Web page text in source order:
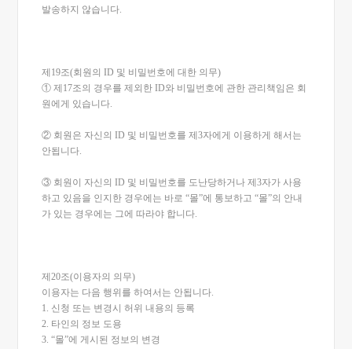
발송하지 않습니다.
제19조(회원의 ID 및 비밀번호에 대한 의무)
① 제17조의 경우를 제외한 ID와 비밀번호에 관한 관리책임은 회
원에게 있습니다.
② 회원은 자신의 ID 및 비밀번호를 제3자에게 이용하게 해서는
안됩니다.
③ 회원이 자신의 ID 및 비밀번호를 도난당하거나 제3자가 사용
하고 있음을 인지한 경우에는 바로 “몰”에 통보하고 “몰”의 안내
가 있는 경우에는 그에 따라야 합니다.
제20조(이용자의 의무)
이용자는 다음 행위를 하여서는 안됩니다.
1. 신청 또는 변경시 허위 내용의 등록
2. 타인의 정보 도용
3. “몰”에 게시된 정보의 변경